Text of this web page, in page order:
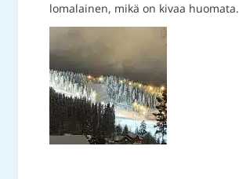
lomalainen, mikä on kivaa huomata.